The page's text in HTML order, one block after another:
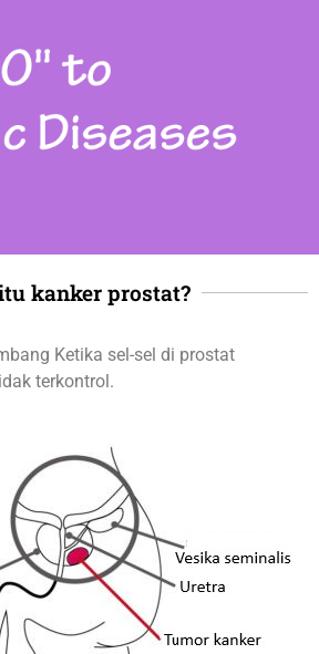
kanker prostat?
Ketika sel-sel di prostat
terkontrol.